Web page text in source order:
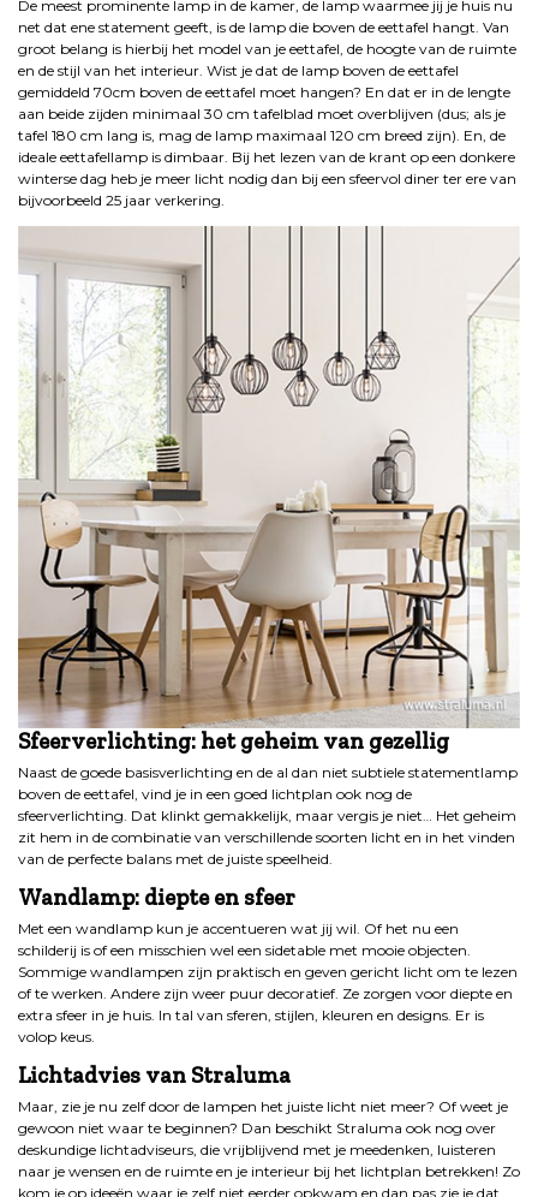
De meest prominente lamp in de kamer, de lamp waarmee jij je huis nu
net dat ene statement geeft, is de lamp die boven de eettafel hangt. Van
groot belang is hierbij het model van je eettafel, de hoogte van de ruimte
en de stijl van het interieur. Wist je dat de lamp boven de eettafel
gemiddeld 70cm boven de eettafel moet hangen? En dat er in de lengte
aan beide zijden minimaal 30 cm tafelblad moet overblijven (dus; als je
tafel 180 cm lang is, mag de lamp maximaal 120 cm breed zijn). En, de
ideale eettafellamp is dimbaar. Bij het lezen van de krant op een donkere
winterse dag heb je meer licht nodig dan bij een sfeervol diner ter ere van
bijvoorbeeld 25 jaar verkering.
Sfeerverlichting: het geheim van gezellig
Naast de goede basisverlichting en de al dan niet subtiele statementlamp
boven de eettafel, vind je in een goed lichtplan ook nog de
sfeerverlichting. Dat klinkt gemakkelijk, maar vergis je niet… Het geheim
zit hem in de combinatie van verschillende soorten licht en in het vinden
van de perfecte balans met de juiste speelheid.
Wandlamp: diepte en sfeer
Met een wandlamp kun je accentueren wat jij wil. Of het nu een
schilderij is of een misschien wel een sidetable met mooie objecten.
Sommige wandlampen zijn praktisch en geven gericht licht om te lezen
of te werken. Andere zijn weer puur decoratief. Ze zorgen voor diepte en
extra sfeer in je huis. In tal van sferen, stijlen, kleuren en designs. Er is
volop keus.
Lichtadvies van Straluma
Maar, zie je nu zelf door de lampen het juiste licht niet meer? Of weet je
gewoon niet waar te beginnen? Dan beschikt Straluma ook nog over
deskundige lichtadviseurs, die vrijblijvend met je meedenken, luisteren
naar je wensen en de ruimte en je interieur bij het lichtplan betrekken! Zo
kom je op ideeën waar je zelf niet eerder opkwam en dan pas zie je dat